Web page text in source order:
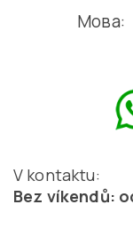
Мова:
V kontaktu:
Bez víkendů: